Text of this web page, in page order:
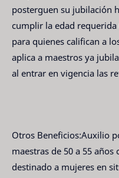
posterguen su jubilación
cumplir la edad
para quienes califican a
aplica a maestros ya
al entrar en vigencia las
Otros Beneficios:Auxilio
maestras de 50 a 55 años
destinado a mujeres en